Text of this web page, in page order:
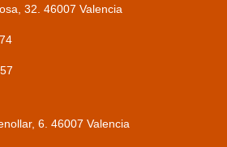
32. 46007 Valencia
6. 46007 Valencia